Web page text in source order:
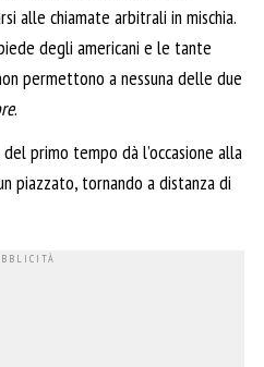
alle chiamate arbitrali in mischia.
degli americani e le tante
permettono a nessuna delle due
.
primo tempo dà l’occasione alla
piazzato, tornando a distanza di